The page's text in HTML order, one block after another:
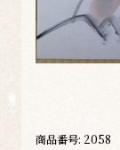
商品番号: 2058